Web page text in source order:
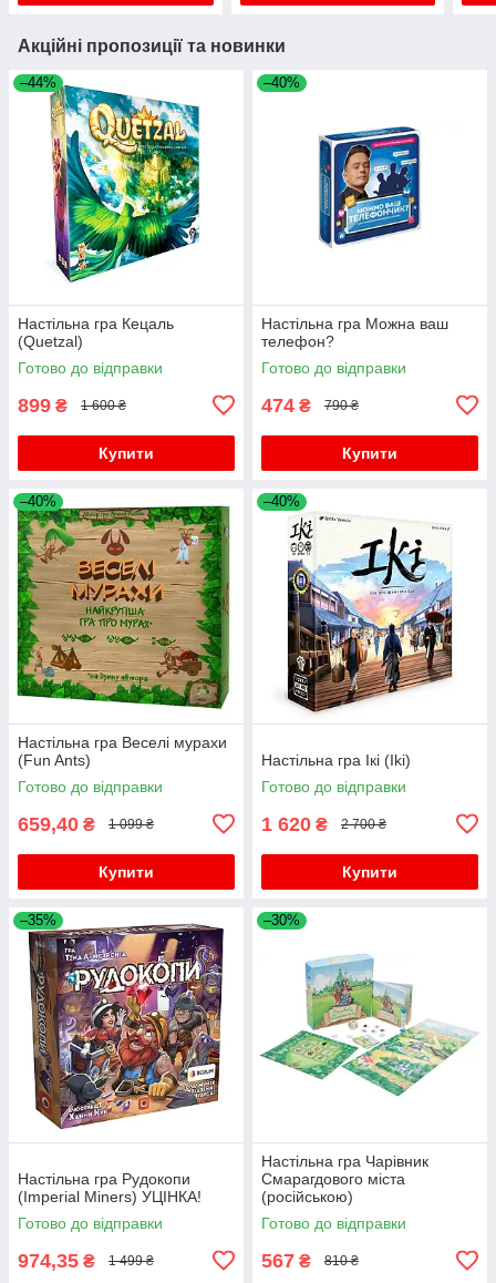
Акційні пропозиції та новинки
–44%
Настільна гра Кецаль
(Quetzal)
Готово до відправки
899 ₴ 1 600 ₴
Купити
–40%
Настільна гра Можна ваш
телефон?
Готово до відправки
474 ₴ 790 ₴
Купити
–40%
Настільна гра Веселі мурахи
(Fun Ants)
Готово до відправки
659,40 ₴ 1 099 ₴
Купити
–40%
Настільна гра Ікі (Iki)
Готово до відправки
1 620 ₴ 2 700 ₴
Купити
–35%
Настільна гра Рудокопи
(Imperial Miners) УЦІНКА!
Готово до відправки
974,35 ₴ 1 499 ₴
–30%
Настільна гра Чарівник
Смарагдового міста
(російською)
Готово до відправки
567 ₴ 810 ₴